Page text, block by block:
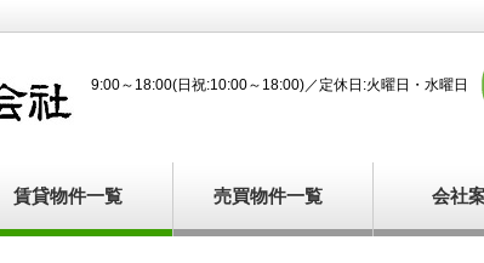
9:00～18:00(日祝:10:00～18:00)／定休日:火曜日・水曜日
賃貸物件一覧 売買物件一覧 会社